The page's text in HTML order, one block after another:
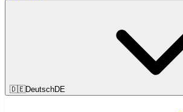
🇩🇪DeutschDE